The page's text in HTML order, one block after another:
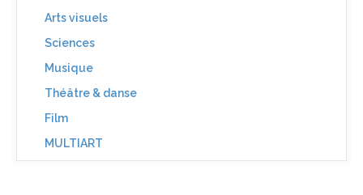
Arts visuels
Sciences
Musique
Théâtre & danse
Film
MULTIART